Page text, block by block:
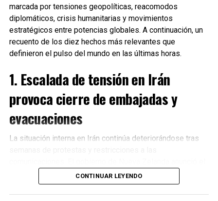
Recibe las noticias al instante
Únete al canal oficial de WhatsApp de
Quinto Podery recibe las noticias más
marcada por tensiones geopolíticas, reacomodos
diplomáticos, crisis humanitarias y movimientos
estratégicos entre potencias globales. A continuación, un
recuento de los diez hechos más relevantes que
definieron el pulso del mundo en las últimas horas.
1. Escalada de tensión en Irán
provoca cierre de embajadas y
evacuaciones
La situación interna en Irán continúa deteriorándose tras
cierre de su embajada en Teherány la evacuación
inmediata de su personal diplomático ante el incremento
de riesgos para la seguridad. Diversos países
CONTINUAR LEYENDO